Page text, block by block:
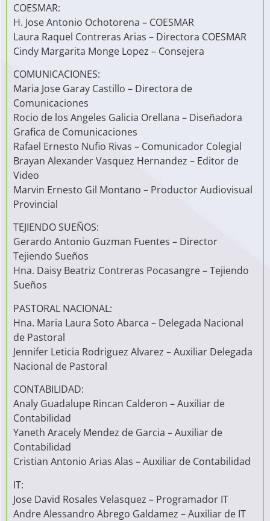
COESMAR:
H. Jose Antonio Ochotorena – COESMAR
Laura Raquel Contreras Arias – Directora COESMAR
Cindy Margarita Monge Lopez – Consejera
COMUNICACIONES:
Maria Jose Garay Castillo – Directora de
Comunicaciones
Rocio de los Angeles Galicia Orellana – Diseñadora
Grafica de Comunicaciones
Rafael Ernesto Nufio Rivas – Comunicador Colegial
Brayan Alexander Vasquez Hernandez – Editor de
Video
Marvin Ernesto Gil Montano – Productor Audiovisual
Provincial
TEJIENDO SUEÑOS:
Gerardo Antonio Guzman Fuentes – Director
Tejiendo Sueños
Hna. Daisy Beatriz Contreras Pocasangre – Tejiendo
Sueños
PASTORAL NACIONAL:
Hna. Maria Laura Soto Abarca – Delegada Nacional
de Pastoral
Jennifer Leticia Rodriguez Alvarez – Auxiliar Delegada
Nacional de Pastoral
CONTABILIDAD:
Analy Guadalupe Rincan Calderon – Auxiliar de
Contabilidad
Yaneth Aracely Mendez de Garcia – Auxiliar de
Contabilidad
Cristian Antonio Arias Alas – Auxiliar de Contabilidad
IT:
Jose David Rosales Velasquez – Programador IT
Andre Alessandro Abrego Galdamez – Auxiliar de IT